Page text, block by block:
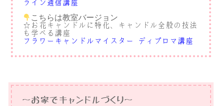
ライン通信講座
こちらは教室バージョン
☆お花キャンドルに特化、キャンドル全般の技法
も学べる講座
フラワーキャンドルマイスター®︎ディプロマ講座
〜お家でキャンドルづくり〜